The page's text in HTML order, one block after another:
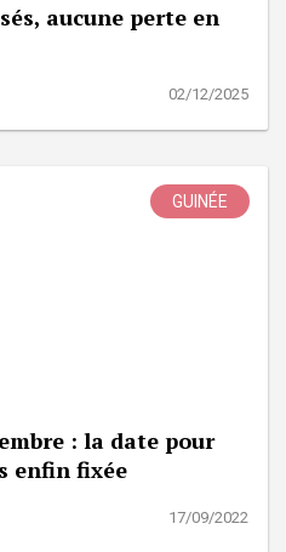
aucune perte en
02/12/2025
GUINÉE
: la date pour
enfin fixée
17/09/2022